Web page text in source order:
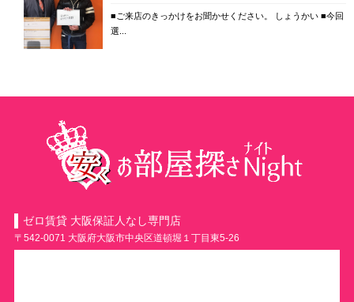
■ご来店のきっかけをお聞かせください。 しょうかい ■今回
選...
ゼロ賃貸 大阪保証人なし専門店
〒542-0071 大阪府大阪市中央区道頓堀１丁目東5-26